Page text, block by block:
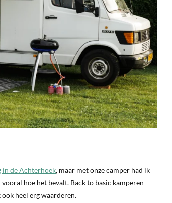
in de Achterhoek, maar met onze camper had ik
hoe het bevalt. Back to basic kamperen
heel erg waarderen.